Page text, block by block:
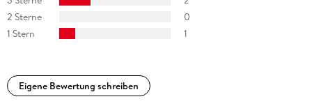
hibbelig, wirr, abrupt, ehrlich, witzig vollends in den Bann zu
ziehen. Ingrun Gade, Szene Hamburg
nebenbei macht dieses hier beim Lesen auch noch richtig
Spaß. Bild am Sonntag
2 Sterne
0
1 Stern
1
Eigene Bewertung schreiben